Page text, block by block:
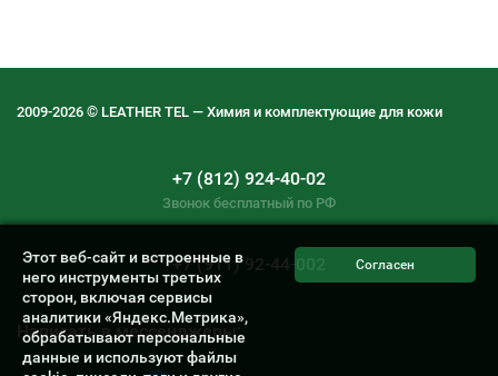
2009-2026 © LEATHER TEL — Химия и комплектующие для кожи
+7 (812) 924-40-02
Звонок бесплатный по РФ
+7 (911) 92-44-002
Написать в мессенджеры:
Этот веб-сайт и встроенные в
него инструменты третьих
сторон, включая сервисы
аналитики «Яндекс.Метрика»,
обрабатывают персональные
данные и используют файлы